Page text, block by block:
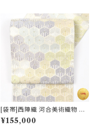
[袋帯]西陣織 河合美術織物 謹
製 雅び彩取亀甲文 正絹 日本製
(商品番号:22117) フォーマル・
¥155,000